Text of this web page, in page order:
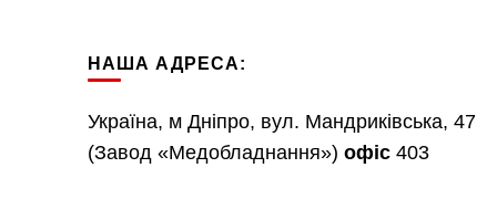
НАША АДРЕСА:
Україна, м Дніпро, вул. Мандриківська, 47
(Завод «Медобладнання») офіс 403